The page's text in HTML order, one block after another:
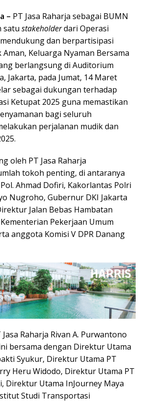
– PT Jasa Raharja sebagai BUMN
satu stakeholderdari Operasi
dan berpartisipasi
Aman, Keluarga Nyaman Bersama
berlangsung di Auditorium
Jakarta, pada Jumat, 14 Maret
sebagai dukungan terhadap
Ketupat 2025 guna memastikan
bagi seluruh
perjalanan mudik dan
oleh PT Jasa Raharja
tokoh penting, di antaranya
Ahmad Dofiri, Kakorlantas Polri
Nugroho, Gubernur DKI Jakarta
Jalan Bebas Hambatan
Pekerjaan Umum
anggota Komisi V DPR Danang
Raharja Rivan A. Purwantono
bersama dengan Direktur Utama
Syukur, Direktur Utama PT
Heru Widodo, Direktur Utama PT
Direktur Utama InJourney Maya
Studi Transportasi